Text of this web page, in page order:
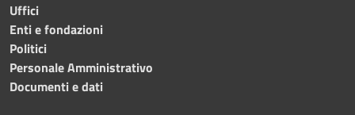
Uffici
Enti e fondazioni
Politici
Personale Amministrativo
Documenti e dati